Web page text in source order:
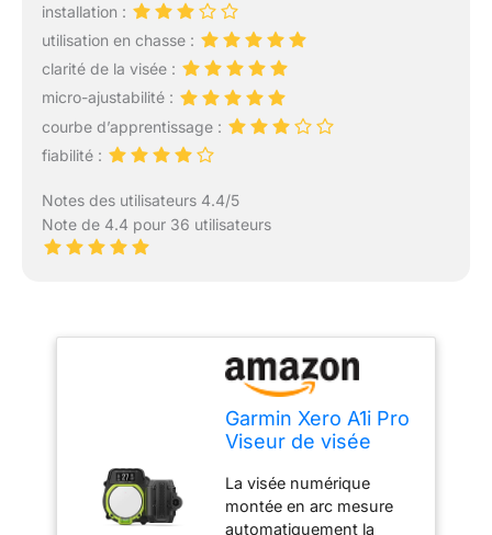
installation :
utilisation en chasse :
clarité de la visée :
micro-ajustabilité :
courbe d’apprentissage :
fiabilité :
Notes des utilisateurs 4.4/5
Note de 4.4 pour 36 utilisateurs
Garmin Xero A1i Pro
Viseur de visée
droitier avec
microréglages pour
La visée numérique
montée en arc mesure
automatiquement la